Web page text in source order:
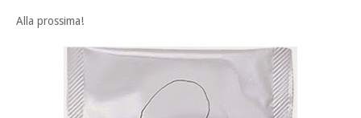
Alla prossima!